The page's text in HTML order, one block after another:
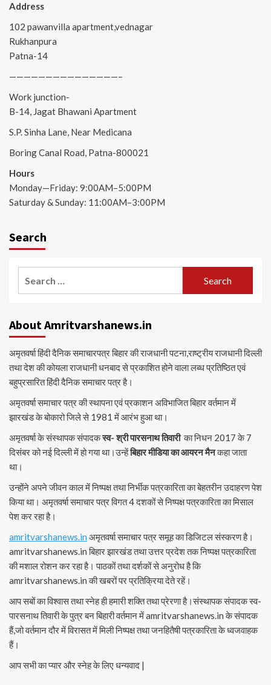
Address
102 pawanvilla apartment,vednagar
Rukhanpura
Patna-14
———————————————–
Work junction-
B-14, Jagat Bhawani Apartment
S.P. Sinha Lane, Near Medicana
Boring Canal Road, Patna-800021
Hours
Monday—Friday: 9:00AM–5:00PM
Saturday & Sunday: 11:00AM–3:00PM
Search
About Amritvarshanews.in
अमृतवर्षा हिंदी दैनिक समाचारपत्र बिहार की राजधानी पटना,राष्ट्रीय राजधानी दिल्ली
तथा देश की कोयला राजधानी धनबाद से प्रकाशित होने वाला लब्ध प्रतिष्ठित एवं
बहुप्रसारित हिंदी दैनिक समाचार पत्र है।
अमृतवर्षा समाचार पत्र की स्थापना एवं प्रकाशन अविभाजित बिहार वर्तमान में
झारखंड के बोकारो जिले से 1981 में आरंभ हुआ था।
अमृतवर्षा के संस्थापक संपादकस्व- श्री पारसनाथ तिवारीका निधन 2017 के 7
दिसंबर को नई दिल्ली में हो गया था।उन्हेंबिहार मीडिया का आयरन मैनकहा जाता
था।
उन्होंने अपने जीवन काल में निष्पक्ष तथा निर्भीक पत्रकारिता का बेहतरीन उदाहरण पेश
किया था। अमृतवर्षा समाचार पत्र विगत 4 दशकों से निष्पक्ष पत्रकारिता का मिसाल
पेश कर रहा है।
amritvarshanews.in अमृतवर्षा समाचार पत्र समूह का डिजिटल संस्करण है।
amritvarshanews.in बिहार झारखंड तथा उत्तर प्रदेश तक निष्पक्ष पत्रकारिता
की मशाल रोशन कर रहा है। पाठकों तथा दर्शकों से अनुरोध है कि
amritvarshanews.in की खबरों पर प्रतिक्रिया देते रहें।
आप सबों का विश्वास तथा स्नेह ही हमारी शक्ति तथा प्रेरणा है।संस्थापक संपादक स्व-
पारसनाथ तिवारी के पुत्र बन बिहारी वर्तमान में amritvarshanews.in के संपादक
हैं,जो वर्तमान दौर में विरासत में मिली निष्पक्ष तथा जनहितैषी पत्रकारिता के ध्वजवाहक
हैं।
आप सभी का प्यार और स्नेह के लिए धन्यवाद |